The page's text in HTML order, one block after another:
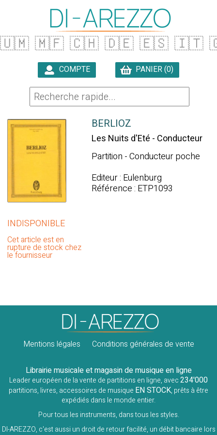
🇺🇲 🇲🇫 🇨🇭 🇩🇪 🇪🇸 🇮🇹
COMPTE PANIER (0)
INDISPONIBLE
Cet article est en
rupture de stock chez
le fournisseur
BERLIOZ
Les Nuits d'Eté - Conducteur
Partition - Conducteur poche
Editeur : Eulenburg
Référence : ETP1093
Mentions légales Conditions générales de vente
Librairie musicale et magasin de musique en ligne
Leader européen de la vente de partitions en ligne, avec234'000
partitions, livres, accessoires de musique EN STOCK, prêts à être
expédiés dans le monde entier.
Pour tous les instruments, dans tous les styles.
DI-AREZZO, c'est aussi un droit de retour facilité, un débit bancaire lors